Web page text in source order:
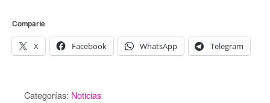
Comparte
X Facebook WhatsApp Telegram
Categorías: Noticias